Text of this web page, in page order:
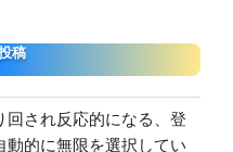
稿
され反応的になる、登
的に無限を選択してい